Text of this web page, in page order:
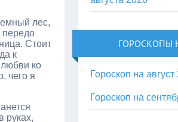
лес,
передо
Стоит
к
ко
чего я
руках,
ГОРОСКОПЫ
Гороскоп на август
Гороскоп на